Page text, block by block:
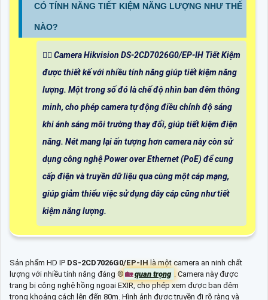
CÓ TÍNH NĂNG TIẾT KIỆM NĂNG LƯỢNG NHƯ THẾ
NÀO?
❤️‍💋‍ Camera Hikvision DS-2CD7026G0/EP-IH Tiết Kiệm
được thiết kế với nhiều tính năng giúp tiết kiệm năng
lượng. Một trong số đó là chế độ nhìn ban đêm thông
minh, cho phép camera tự động điều chỉnh độ sáng
khi ánh sáng môi trường thay đổi, giúp tiết kiệm điện
năng. Nét mang lại ấn tượng hơn camera này còn sử
dụng công nghệ Power over Ethernet (PoE) để cung
cấp điện và truyền dữ liệu qua cùng một cáp mạng,
giúp giảm thiểu việc sử dụng dây cáp cũng như tiết
kiệm năng lượng.
Sản phẩm HD IP DS-2CD7026G0/EP-IHlà một camera an ninh chất
lượng với nhiều tính năng đáng ®️ 🏡quan trọng
. Camera này được
trang bị công nghệ hồng ngoại EXIR, cho phép xem được ban đêm
trong khoảng cách lên đến 80m. Hình ảnh được truyền đi rõ ràng và